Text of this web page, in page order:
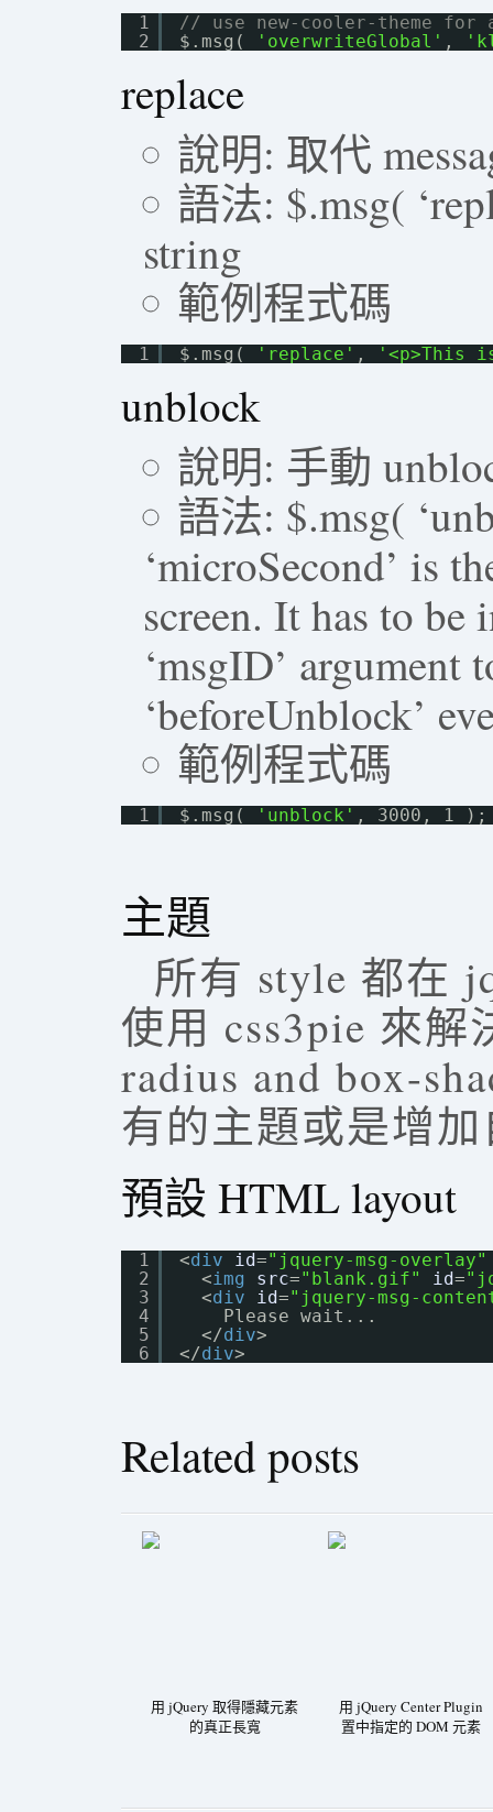
1
2
// use new-cooler-theme for
$.msg(
'overwriteGlobal' ,
replace
說明: 取代
語法: $.msg(
string
範例程式碼
1 $.msg( 'replace' , '<p>This
unblock
說明: 手動
語法: $.msg(
‘microSecond’ is
screen. It has to be
‘msgID’ argument
‘beforeUnblock’
範例程式碼
1 $.msg( 'unblock' , 3000, 1 );
主題
所有 style 都在
使用 css3pie 來解
radius and box-
有的主題或是增
預設 HTML layout
1
2
3
4
5
6
<div id="jquery-msg-overlay"
<img src="blank.gif" id=
<div id="jquery-msg-
Please wait...
</div>
</div>
Related posts
用 jQuery 取得隱藏元素
的真正長寬
用 jQuery Center Plugin
置中指定的 DOM 元素